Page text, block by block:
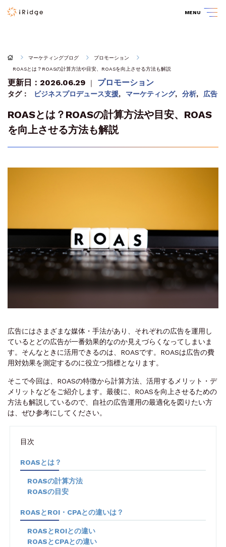
MENU
マーケティングブログ
プロモーション
ROASとは？ROASの計算方法や目安、ROASを向上させる方法も解説
更新日：2026.06.29 ｜ プロモーション
タグ： ビジネスプロデュース支援, マーケティング, 分析, 広告
ROASとは？ROASの計算方法や目安、ROAS
を向上させる方法も解説
広告にはさまざまな媒体・手法があり、それぞれの広告を運用し
ているとどの広告が一番効果的なのか見えづらくなってしまいま
す。そんなときに活用できるのは、ROASです。ROASは広告の費
用対効果を測定するのに役立つ指標となります。
そこで今回は、ROASの特徴から計算方法、活用するメリット・デ
メリットなどをご紹介します。最後に、ROASを向上させるための
方法も解説しているので、自社の広告運用の最適化を図りたい方
は、ぜひ参考にしてください。
目次
ROASとは？
ROASの計算方法
ROASの目安
ROASとROI・CPAとの違いは？
ROASとROIとの違い
ROASとCPAとの違い